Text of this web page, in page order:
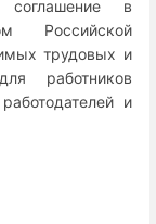
соглашение в
Российской
трудовых и
работников
и